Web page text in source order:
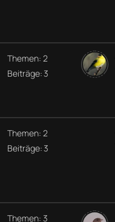
Themen: 2
Beiträge: 3
Themen: 2
Beiträge: 3
Themen: 3